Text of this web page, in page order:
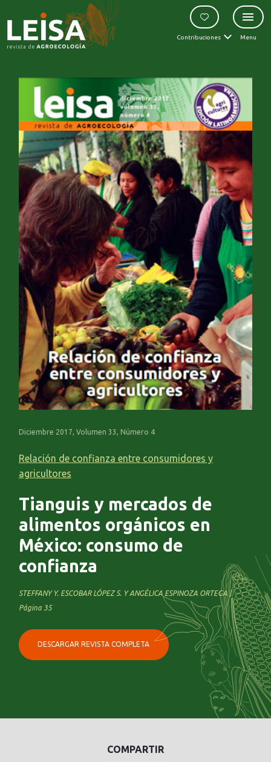
Contribuciones Menu
Diciembre 2017, Volumen 33, Número 4
Relación de confianza entre consumidores y
agricultores
Tianguis y mercados de
alimentos orgánicos en
México: consumo de
confianza
STEFFANY Y. ESCOBAR LÓPEZ S. Y ANGÉLICA ESPINOZA ORTEGA |
Página 35
DESCARGAR REVISTA COMPLETA
COMPARTIR